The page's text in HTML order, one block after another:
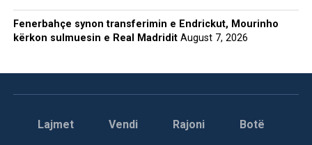
Fenerbahçe synon transferimin e Endrickut, Mourinho
kërkon sulmuesin e Real Madridit August 7, 2026
Lajmet Vendi Rajoni Botë